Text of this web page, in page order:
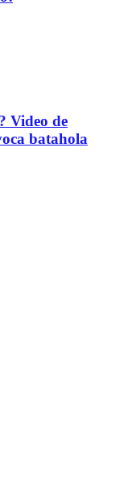
Video de
batahola